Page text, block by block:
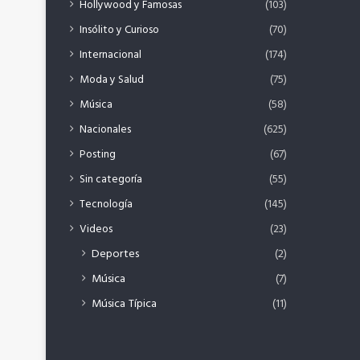
Hollywood y Famosas
(103)
Insólito y Curioso
(70)
Internacional
(174)
Moda y Salud
(75)
Música
(58)
Nacionales
(625)
Posting
(67)
Sin categoría
(55)
Tecnología
(145)
Videos
(23)
Deportes
(2)
Música
(7)
Música Típica
(11)